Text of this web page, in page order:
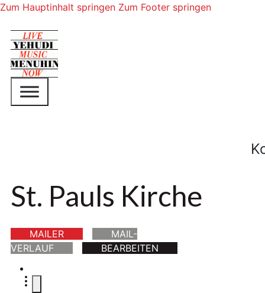
Zum Hauptinhalt springen Zum Footer springen
St. Pauls Kirche
MAILER
MAIL-
VERLAUF
BEARBEITEN